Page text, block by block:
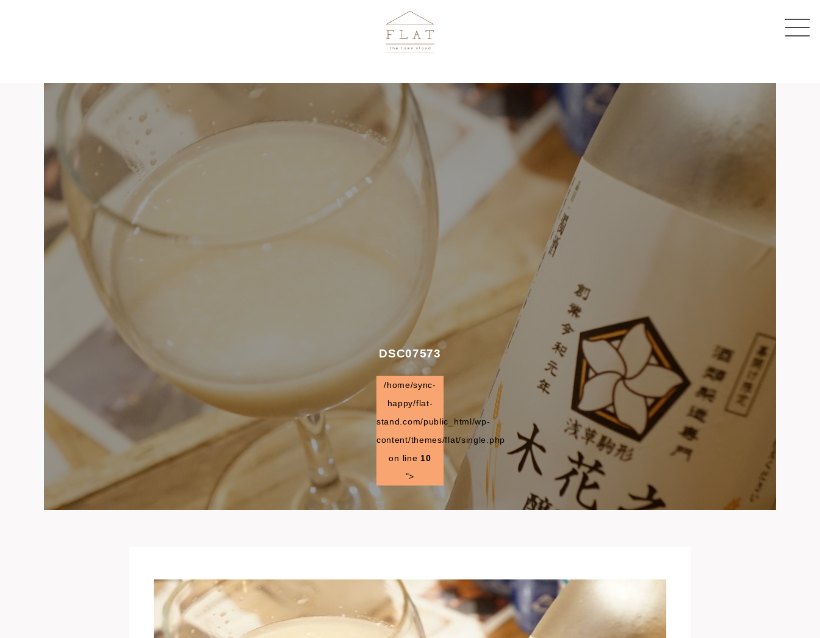
DSC07573
/home/sync-
happy/flat-
stand.com/public_html/wp-
content/themes/flat/single.php
on line 10
">